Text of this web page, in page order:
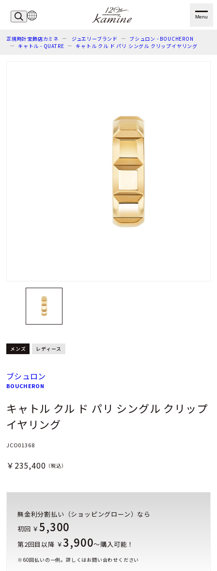
Menu
正規時計宝飾店カミネ ジュエリーブランド
ブシュロン - BOUCHERON
キャトル - QUATRE
キャトル クル ド パリ シングル クリップイヤリング
メンズ レディース
ブシュロン
BOUCHERON
キャトル クル ド パリ シングル クリップ
イヤリング
JCO01368
￥235,400 （税込）
無金利分割払い（ショッピングローン）なら
初回 ￥5,300
第2回目以降 ￥3,900～購入可能！
※ 60回払いの一例。詳しくはお問い合わせください